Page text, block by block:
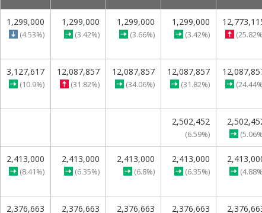
512,400
(3.41%)
450,400
(2.99%)
450,400
(2.99%)
450,400
(3.0%)
5,198,700 5,101,700 4,381,700 4,229,700 4,229,700
1,299,000
(4.53%)
1,299,000
(3.42%)
1,299,000
(3.66%)
1,299,000
(3.42%)
3,127,617
(10.9%)
12,087,857
(31.82%)
12,087,857
(34.06%)
12,087,857
(31.82%)
2,502,452
(6.59%)
2,413,000
(8.41%)
2,413,000
(6.35%)
2,413,000
(6.8%)
2,413,000
(6.35%)
2,376,663 2,376,663 2,376,663 2,376,663
512,400
(3.41%)
450,400
(2.99%)
450,400
(2.99%)
450,400
(3.0%)
5,198,700 5,101,700 4,381,700 4,229,700 4,229,700
1,299,000
(4.53%)
1,299,000
(3.42%)
1,299,000
(3.66%)
1,299,000
(3.42%)
3,127,617
(10.9%)
12,087,857
(31.82%)
12,087,857
(34.06%)
12,087,857
(31.82%)
2,502,452
(6.59%)
2,413,000
(8.41%)
2,413,000
(6.35%)
2,413,000
(6.8%)
2,413,000
(6.35%)
2,376,663 2,376,663 2,376,663 2,376,663